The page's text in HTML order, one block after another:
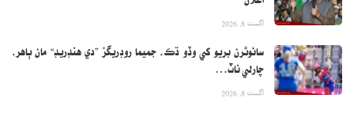
اگست 8, 2026
سائوٿرن بريو کي وڏو ڌڪ، جميما روڊريگز ”دي هنڊريڊ“ مان ٻاهر،
چارلي ناٽ…
اگست 8, 2026